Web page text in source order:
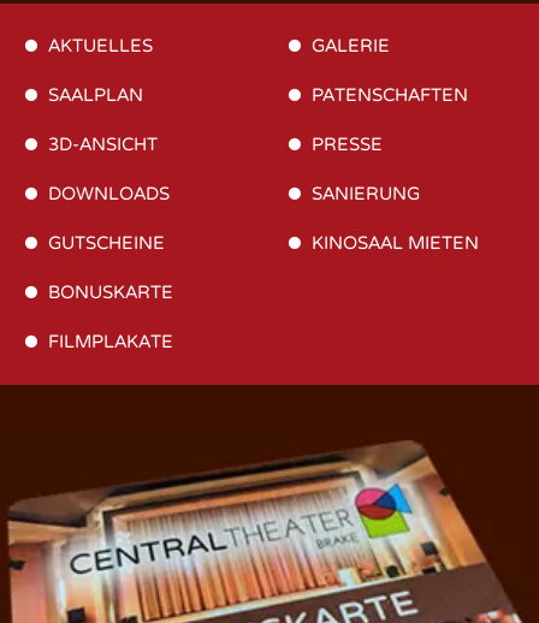
AKTUELLES
SAALPLAN
3D-ANSICHT
DOWNLOADS
GUTSCHEINE
BONUSKARTE
FILMPLAKATE
GALERIE
PATENSCHAFTEN
PRESSE
SANIERUNG
KINOSAAL MIETEN